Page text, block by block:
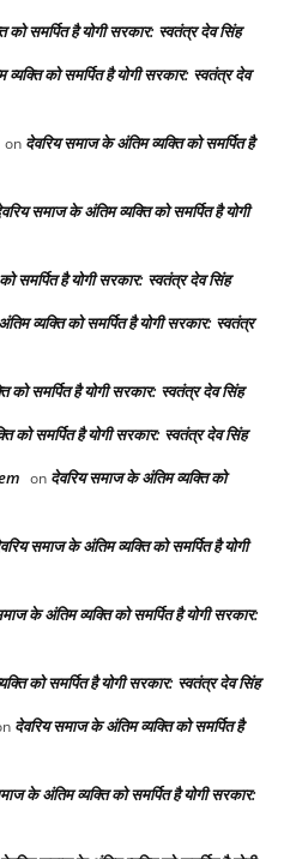
को समर्पित है योगी सरकार: स्वतंत्र देव सिंह
को समर्पित है योगी सरकार: स्वतंत्र देव
on देवरिय समाज के अंतिम व्यक्ति को समर्पित है
समाज के अंतिम व्यक्ति को समर्पित है योगी
समर्पित है योगी सरकार: स्वतंत्र देव सिंह
व्यक्ति को समर्पित है योगी सरकार: स्वतंत्र
को समर्पित है योगी सरकार: स्वतंत्र देव सिंह
को समर्पित है योगी सरकार: स्वतंत्र देव सिंह
on देवरिय समाज के अंतिम व्यक्ति को
समाज के अंतिम व्यक्ति को समर्पित है योगी
के अंतिम व्यक्ति को समर्पित है योगी सरकार:
को समर्पित है योगी सरकार: स्वतंत्र देव सिंह
देवरिय समाज के अंतिम व्यक्ति को समर्पित है
के अंतिम व्यक्ति को समर्पित है योगी सरकार: